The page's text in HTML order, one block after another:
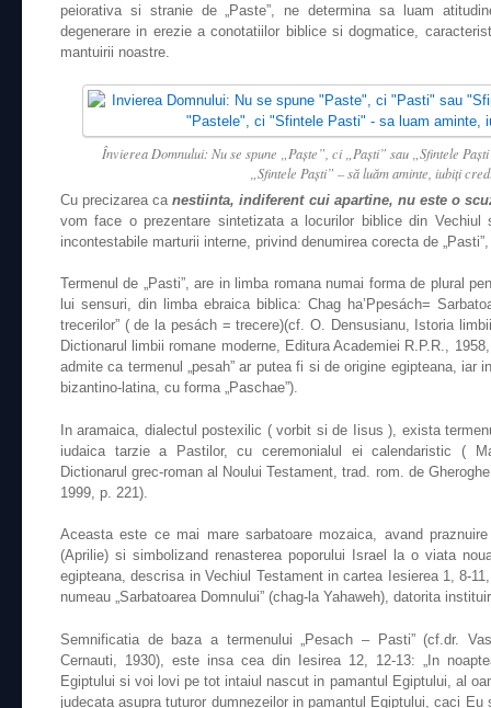
peiorativa si stranie de „Paste”, ne determina sa luam
degenerare in erezie a conotatiilor biblice si dogmatice,
mantuirii noastre.
Învierea Domnului: Nu se spune „Paşte”, ci „Paşti” sau „Sfintele
„Sfintele Paşti” – să luăm aminte, iubiţi
Cu precizarea canestiinta, indiferent cui apartine, nu este o
vom face o prezentare sintetizata a locurilor biblice din
incontestabile marturii interne, privind denumirea corecta de
Termenul de „Pasti”, are in limba romana numai forma de plural
lui sensuri, din limba ebraica biblica: Chag ha’Ppesách=
trecerilor” ( de la pesách = trecere)(cf. O. Densusianu, Istoria
Dictionarul limbii romane moderne, Editura Academiei R.P.R.,
admite ca termenul „pesah” ar putea fi si de origine egipteana, iar
bizantino-latina, cu forma „Paschae”).
In aramaica, dialectul postexilic ( vorbit si de Iisus ), exista
iudaica tarzie a Pastilor, cu ceremonialul ei calendaristic (
Dictionarul grec-roman al Noului Testament, trad. rom. de
1999, p. 221).
Aceasta este ce mai mare sarbatoare mozaica, avand
(Aprilie) si simbolizand renasterea poporului Israel la o viata
egipteana, descrisa in Vechiul Testament in cartea Iesierea 1, 8-
numeau „Sarbatoarea Domnului” (chag-la Yahaweh), datorita
Semnificatia de baza a termenului „Pesach – Pasti” (cf.dr.
Cernauti, 1930), este insa cea din Iesirea 12, 12-13: „In
Egiptului si voi lovi pe tot intaiul nascut in pamantul Egiptului, al
judecata asupra tuturor dumnezeilor in pamantul Egiptului, caci